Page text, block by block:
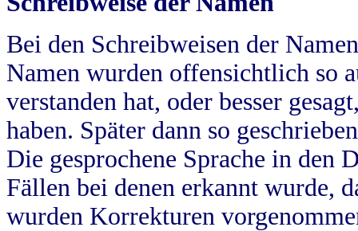
Bei den Schreibweisen der
Namen wurden offensichtlich so
verstanden hat, oder besser
haben. Später dann so
Die gesprochene Sprache in
Fällen bei denen erkannt wurde,
wurden Korrekturen